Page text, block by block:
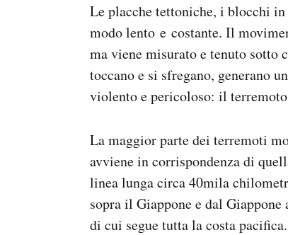
Le placche tettoniche, i blocchi
modo lento e costante. Il
ma viene misurato e tenuto
toccano e si sfregano, generano
violento e pericoloso: il
La maggior parte dei terremoti
avviene in corrispondenza di
linea lunga circa 40mila
sopra il Giappone e dal
di cui segue tutta la costa